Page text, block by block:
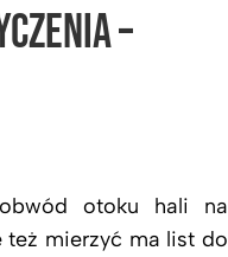
–
otoku hali na
też mierzyć ma list do